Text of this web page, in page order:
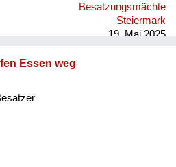
fülle es mit Wasser
hat so zu lachen begonnen,
Besatzungsmächte
Steiermark
19. Mai 2025
Essen weg